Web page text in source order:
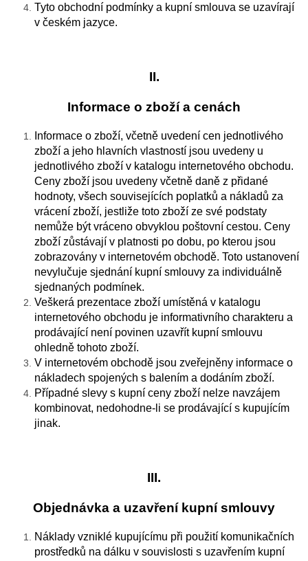
Tyto obchodní podmínky a kupní smlouva se uzavírají
v českém jazyce.
II.
Informace o zboží a cenách
Informace o zboží, včetně uvedení cen jednotlivého
zboží a jeho hlavních vlastností jsou uvedeny u
jednotlivého zboží v katalogu internetového obchodu.
Ceny zboží jsou uvedeny včetně daně z přidané
hodnoty, všech souvisejících poplatků a nákladů za
vrácení zboží, jestliže toto zboží ze své podstaty
nemůže být vráceno obvyklou poštovní cestou. Ceny
zboží zůstávají v platnosti po dobu, po kterou jsou
zobrazovány v internetovém obchodě. Toto ustanovení
nevylučuje sjednání kupní smlouvy za individuálně
sjednaných podmínek.
Veškerá prezentace zboží umístěná v katalogu
internetového obchodu je informativního charakteru a
prodávající není povinen uzavřít kupní smlouvu
ohledně tohoto zboží.
V internetovém obchodě jsou zveřejněny informace o
nákladech spojených s balením a dodáním zboží.
Případné slevy s kupní ceny zboží nelze navzájem
kombinovat, nedohodne-li se prodávající s kupujícím
jinak.
III.
Objednávka a uzavření kupní smlouvy
Náklady vzniklé kupujícímu při použití komunikačních
prostředků na dálku v souvislosti s uzavřením kupní